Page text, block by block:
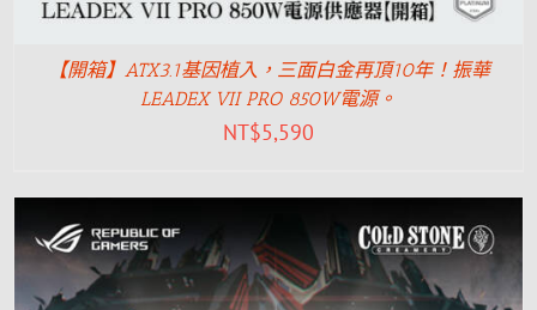
【開箱】ATX3.1基因植入，三面白金再頂10年！振華
LEADEX VII PRO 850W電源。
NT$5,590